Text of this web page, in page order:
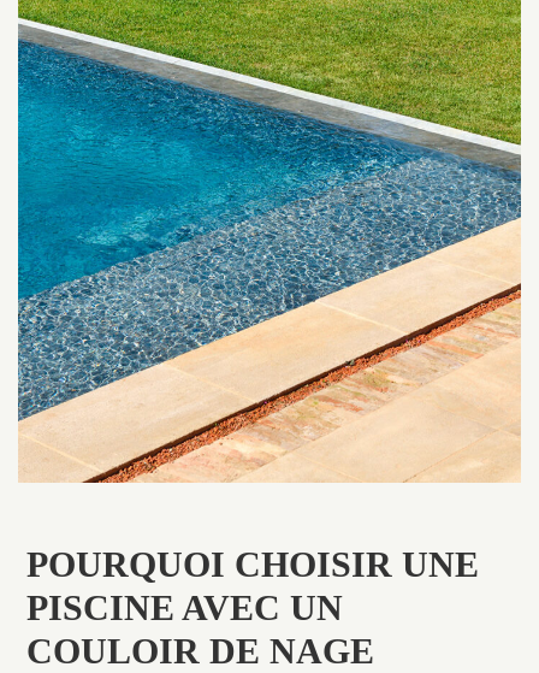
POURQUOI CHOISIR UNE
PISCINE AVEC UN
COULOIR DE NAGE